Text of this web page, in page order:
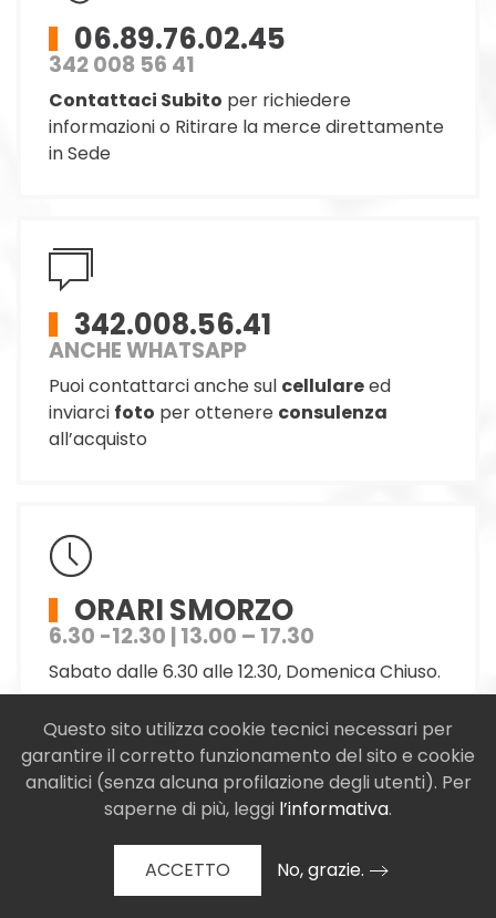
06.89.76.02.45
342 008 56 41
Contattaci Subito per richiedere
informazioni o Ritirare la merce direttamente
in Sede
342.008.56.41
ANCHE WHATSAPP
Puoi contattarci anche sul cellulareed
inviarci foto per ottenere consulenza
all’acquisto
ORARI SMORZO
6.30 -12.30 | 13.00 – 17.30
Sabato dalle 6.30 alle 12.30, Domenica Chiuso.
CONTATTACI VIA EMAIL
edil.torvergata@gmail.com
Questo sito utilizza cookie tecnici necessari per
garantire il corretto funzionamento del sito e cookie
analitici (senza alcuna profilazione degli utenti). Per
saperne di più, leggi l’informativa.
ACCETTO No, grazie.